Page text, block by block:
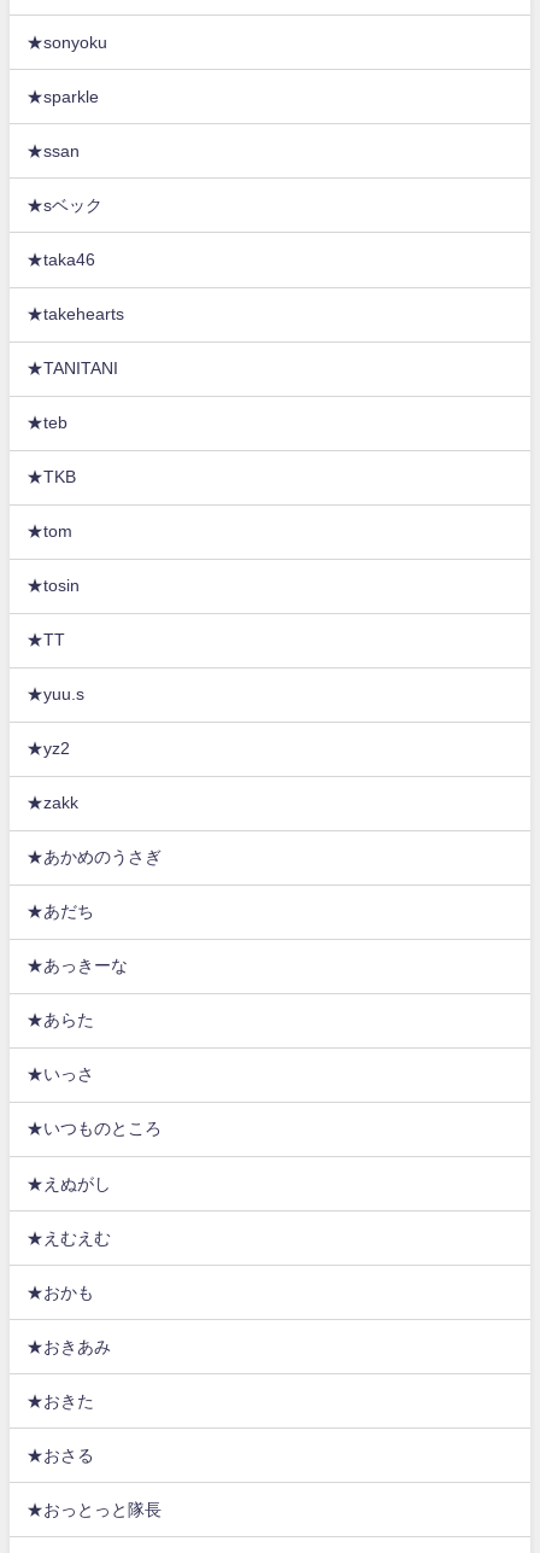
★sonyoku
★sparkle
★ssan
★sベック
★taka46
★takehearts
★TANITANI
★teb
★TKB
★tom
★tosin
★TT
★yuu.s
★yz2
★zakk
★あかめのうさぎ
★あだち
★あっきーな
★あらた
★いっさ
★いつものところ
★えぬがし
★えむえむ
★おかも
★おきあみ
★おきた
★おさる
★おっとっと隊長